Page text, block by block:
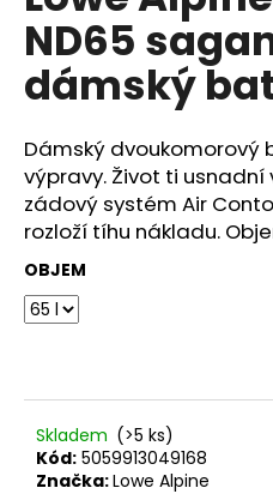
0,0
5
hvězdiček.
ND65
dámský
Dámský dvoukomorový
výpravy. Život ti
zádový systém Air
rozloží tíhu nákladu.
OBJEM
Skladem (>5 ks)
Kód: 5059913049168
Značka:Lowe Alpine
a
j
í
?
o
p
o